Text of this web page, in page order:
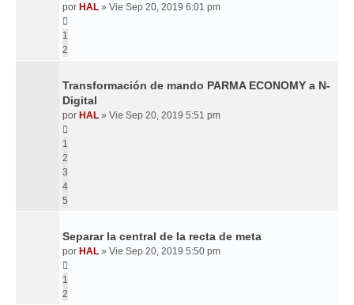
por HAL » Vie Sep 20, 2019 6:01 pm
1
2
Transformación de mando PARMA ECONOMY a N-
Digital
por HAL » Vie Sep 20, 2019 5:51 pm
1
2
3
4
5
Separar la central de la recta de meta
por HAL » Vie Sep 20, 2019 5:50 pm
1
2